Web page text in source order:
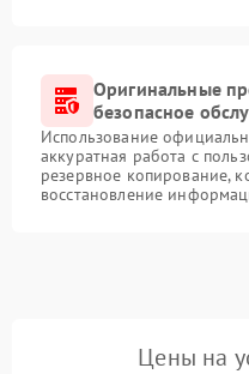
Оригинальные
безопасное
Использование
аккуратная работа с
резервное копирование,
восстановление
Цены на